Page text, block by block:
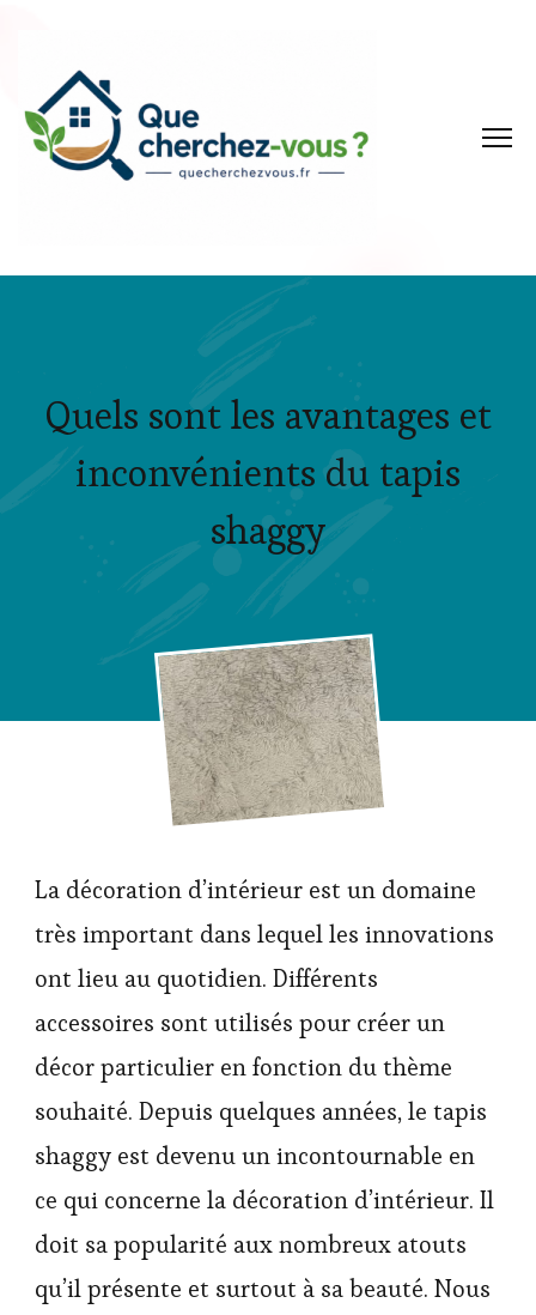
Quels sont les avantages et
inconvénients du tapis
shaggy
La décoration d’intérieur est un domaine
très important dans lequel les innovations
ont lieu au quotidien. Différents
accessoires sont utilisés pour créer un
décor particulier en fonction du thème
souhaité. Depuis quelques années, le tapis
shaggy est devenu un incontournable en
ce qui concerne la décoration d’intérieur. Il
doit sa popularité aux nombreux atouts
qu’il présente et surtout à sa beauté. Nous